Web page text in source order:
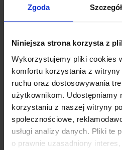
Zgoda
Niniejsza strona korzysta z
Wykorzystujemy pliki cookies
komfortu korzystania z
ruchu oraz dostosowywania
użytkownikom. Udostępniamy
korzystaniu z naszej witryny
społecznościowe,
usługi analizy danych. Pliki te
o prawnie uzasadniony